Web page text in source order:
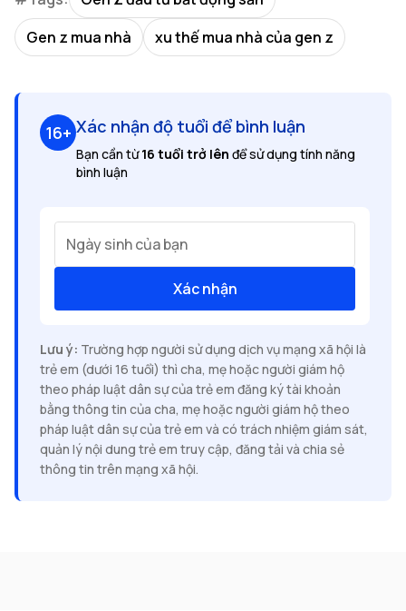
Gen z mua nhà
xu thế mua nhà của gen z
16+ Xác nhận độ tuổi để bình luận
Bạn cần từ16 tuổi trở lên để sử dụng tính năng
bình luận
Ngày sinh của bạn
Xác nhận
Lưu ý: Trường hợp người sử dụng dịch vụ mạng xã hội là
trẻ em (dưới 16 tuổi) thì cha, mẹ hoặc người giám hộ
theo pháp luật dân sự của trẻ em đăng ký tài khoản
bằng thông tin của cha, mẹ hoặc người giám hộ theo
pháp luật dân sự của trẻ em và có trách nhiệm giám sát,
quản lý nội dung trẻ em truy cập, đăng tải và chia sẻ
thông tin trên mạng xã hội.